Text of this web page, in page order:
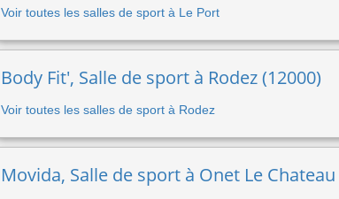
Voir toutes les salles de sport à Le Port
Body Fit', Salle de sport à Rodez (12000)
Voir toutes les salles de sport à Rodez
Movida, Salle de sport à Onet Le Chateau